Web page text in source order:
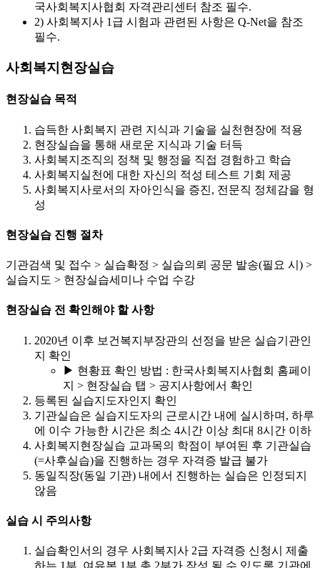
국사회복지사협회 자격관리센터 참조 필수.
2) 사회복지사 1급 시험과 관련된 사항은 Q-Net을 참조
필수.
사회복지현장실습
현장실습 목적
습득한 사회복지 관련 지식과 기술을 실천현장에 적용
현장실습을 통해 새로운 지식과 기술 터득
사회복지조직의 정책 및 행정을 직접 경험하고 학습
사회복지실천에 대한 자신의 적성 테스트 기회 제공
사회복지사로서의 자아인식을 증진, 전문직 정체감을 형
성
현장실습 진행 절차
기관검색 및 접수 > 실습확정 > 실습의뢰 공문 발송(필요 시) >
실습지도 > 현장실습세미나 수업 수강
현장실습 전 확인해야 할 사항
2020년 이후 보건복지부장관의 선정을 받은 실습기관인
지 확인
▶ 현황표 확인 방법 : 한국사회복지사협회 홈페이
지 > 현장실습 탭 > 공지사항에서 확인
등록된 실습지도자인지 확인
기관실습은 실습지도자의 근로시간 내에 실시하며, 하루
에 이수 가능한 시간은 최소 4시간 이상 최대 8시간 이하
사회복지현장실습 교과목의 학점이 부여된 후 기관실습
(=사후실습)을 진행하는 경우 자격증 발급 불가
동일직장(동일 기관) 내에서 진행하는 실습은 인정되지
않음
실습 시 주의사항
실습확인서의 경우 사회복지사 2급 자격증 신청시 제출